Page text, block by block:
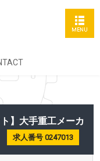
】大手重工メーカ
求人番号 0247013